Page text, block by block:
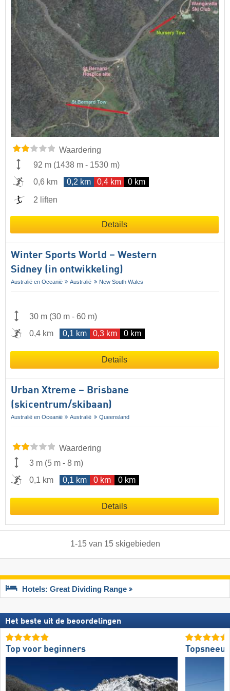
Waardering
92 m (1438 m - 1530 m)
0,6 km
0,2 km 0,4 km 0 km
2 liften
Details
Winter Sports World – Western
Sidney (in ontwikkeling)
Australië en Oceanië Australië New South Wales
30 m (30 m - 60 m)
0,4 km
0,1 km 0,3 km 0 km
Details
Urban Xtreme – Brisbane
(skicentrum/skibaan)
Australië en Oceanië Australië Queensland
Waardering
3 m (5 m - 8 m)
0,1 km
0,1 km 0 km 0 km
Details
1-15van 15 skigebieden
Hotels: Great Dividing Range
Het beste uit de beoordelingen
Top voor beginners